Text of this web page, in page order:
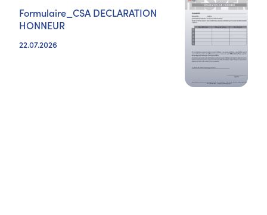
Formulaire_CSA DECLARATION
HONNEUR
22.07.2026